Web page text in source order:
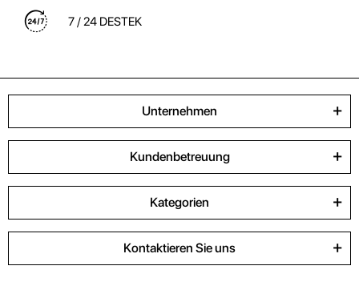
7 / 24 DESTEK
Unternehmen
Kundenbetreuung
Kategorien
Kontaktieren Sie uns